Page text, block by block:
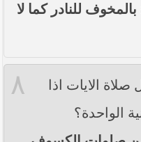
للنادر كما لا
٨
الايات اذا
الواحدة؟